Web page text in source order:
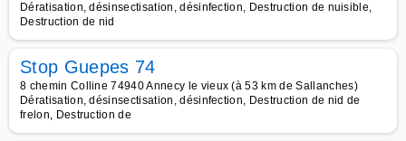
Dératisation, désinsectisation, désinfection, Destruction de nuisible,
Destruction de nid
Stop Guepes 74
8 chemin Colline 74940 Annecy le vieux (à 53 km de Sallanches)
Dératisation, désinsectisation, désinfection, Destruction de nid de
frelon, Destruction de